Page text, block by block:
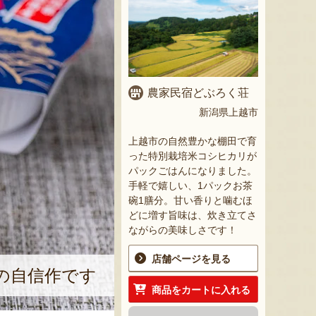
自信作です
農家民宿どぶろく荘
新潟県上越市
上越市の自然豊かな棚田で育
った特別栽培米コシヒカリが
パックごはんになりました。
手軽で嬉しい、1パックお茶
碗1膳分。甘い香りと噛むほ
どに増す旨味は、炊き立てさ
ながらの美味しさです！
店舗ページを見る
商品をカートに入れる